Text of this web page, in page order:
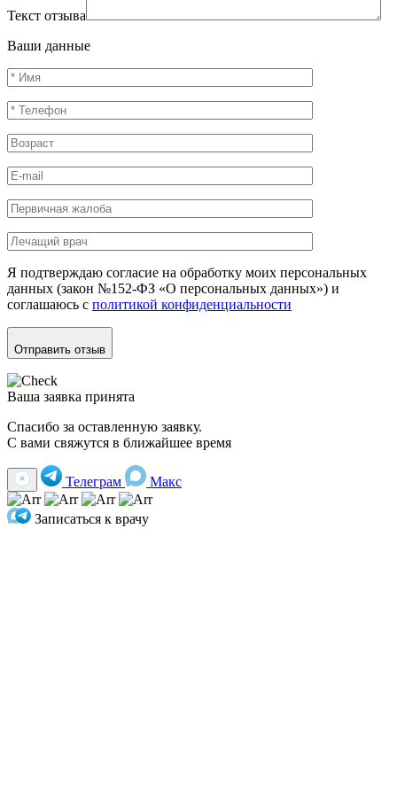
Текст отзыва
Ваши данные
Я подтверждаю согласие на обработку моих персональных
данных (закон №152-ФЗ «О персональных данных») и
соглашаюсь с политикой конфиденциальности
Отправить отзыв
Ваша заявка принята
Спасибо за оставленную заявку.
С вами свяжутся в ближайшее время
Телеграм Макс
Записаться к врачу